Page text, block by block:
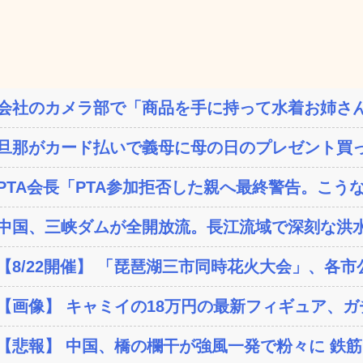
社のカメラ部で「商品を手に持って水着お姉さ
那がカード払いで義母に母の日のプレゼント買
会長「PTA参加拒否した親へ最終警告。こう
国、三峡ダムが全開放流。長江流域で深刻な洪
8/22開催】 「琵琶湖三市同時花火大会」、各
画像】 キャミイの18万円の最新フィギュア、
悲報】 中国、橋の欄干が強風一発で粉々に 鉄